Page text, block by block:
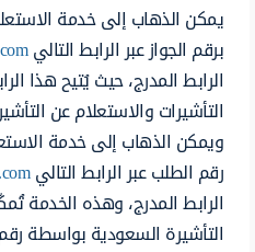
يمكن الذهاب إلى خدمة
برقم الجواز عبر الرابط التالي
الرابط المدرج، حيث يُتيح هذا
التأشيرات والاستعلام عن
ويمكن الذهاب إلى خدمة
رقم الطلب عبر الرابط التالي
الرابط المدرج، وهذه الخدمة
التأشيرة السعودية بواسطة